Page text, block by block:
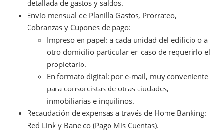
detallada de gastos y saldos.
Envío mensual de Planilla Gastos, Prorrateo,
Cobranzas y Cupones de pago:
Impreso en papel: a cada unidad del edificio o a
otro domicilio particular en caso de requerirlo el
propietario.
En formato digital: por e-mail, muy conveniente
para consorcistas de otras ciudades,
inmobiliarias e inquilinos.
Recaudación de expensas a través de Home Banking:
Red Link y Banelco (Pago Mis Cuentas).